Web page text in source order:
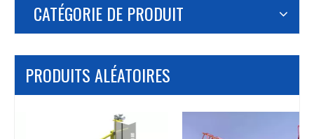
CATÉGORIE DE PRODUIT
PRODUITS ALÉATOIRES